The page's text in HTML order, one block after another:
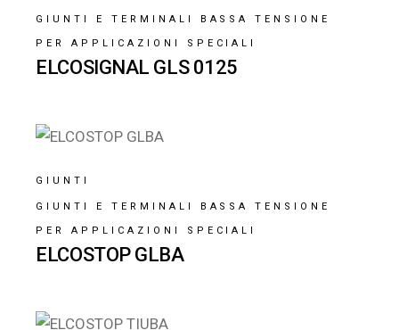
GIUNTI E TERMINALI BASSA TENSIONE
PER APPLICAZIONI SPECIALI
ELCOSIGNAL GLS 0125
GIUNTI
GIUNTI E TERMINALI BASSA TENSIONE
PER APPLICAZIONI SPECIALI
ELCOSTOP GLBA